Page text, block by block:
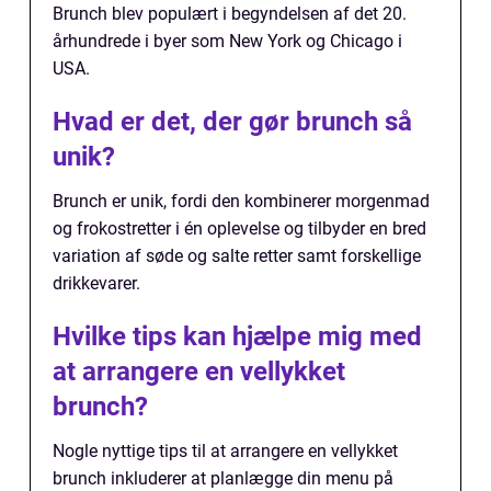
Brunch blev populært i begyndelsen af det 20.
århundrede i byer som New York og Chicago i
USA.
Hvad er det, der gør brunch så
unik?
Brunch er unik, fordi den kombinerer morgenmad
og frokostretter i én oplevelse og tilbyder en bred
variation af søde og salte retter samt forskellige
drikkevarer.
Hvilke tips kan hjælpe mig med
at arrangere en vellykket
brunch?
Nogle nyttige tips til at arrangere en vellykket
brunch inkluderer at planlægge din menu på